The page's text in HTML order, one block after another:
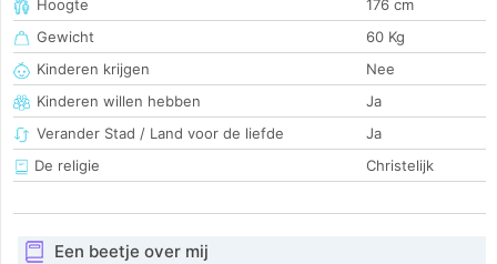
Hoogte
176 cm
Gewicht
60 Kg
Kinderen krijgen
Nee
Kinderen willen hebben
Ja
Verander Stad / Land voor de liefde
Ja
De religie
Christelijk
Een beetje over mij